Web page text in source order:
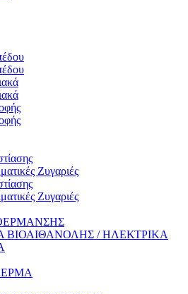
Ζυγαριές
Ζυγαριές
ΒΙΟΑΙΘΑΝΟΛΗΣ / ΗΛΕΚΤΡΙΚΑ